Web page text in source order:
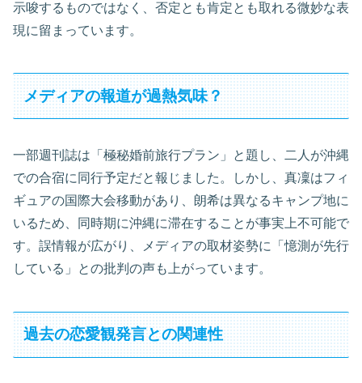
示唆するものではなく、否定とも肯定とも取れる微妙な表
現に留まっています。
メディアの報道が過熱気味？
一部週刊誌は「極秘婚前旅行プラン」と題し、二人が沖縄
での合宿に同行予定だと報じました。しかし、真凜はフィ
ギュアの国際大会移動があり、朗希は異なるキャンプ地に
いるため、同時期に沖縄に滞在することが事実上不可能で
す。誤情報が広がり、メディアの取材姿勢に「憶測が先行
している」との批判の声も上がっています。
過去の恋愛観発言との関連性